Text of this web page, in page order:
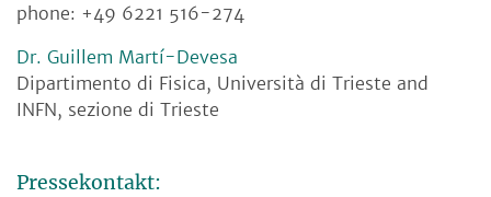
phone: +49 6221 516-274
Dr. Guillem Martí-Devesa
Dipartimento di Fisica, Università di Trieste and
INFN, sezione di Trieste
Pressekontakt: